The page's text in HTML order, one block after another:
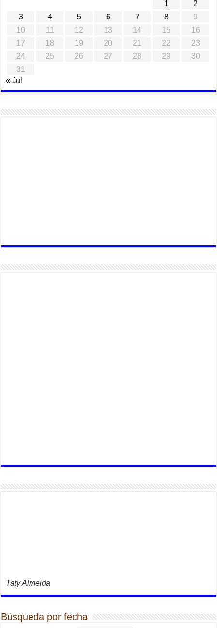
1
2
3
4 5 6 7 8
9
10
11 12 13 14 15
16
17
18 19 20 21 22
23
24
25 26 27 28 29
30
31
« Jul
Taty Almeida
Búsqueda por fecha